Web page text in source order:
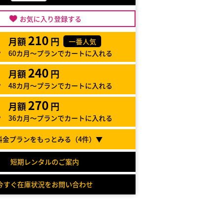
お気に入り登録する
月額 210 円
一番人気
60カ月～プランでカートに入れる
月額 240 円
48カ月～プランでカートに入れる
月額 270 円
36カ月～プランでカートに入れる
プランをもっとみる（4件）▼
短期レンタルのご案内
すぐ在庫状況をお問い合わせ